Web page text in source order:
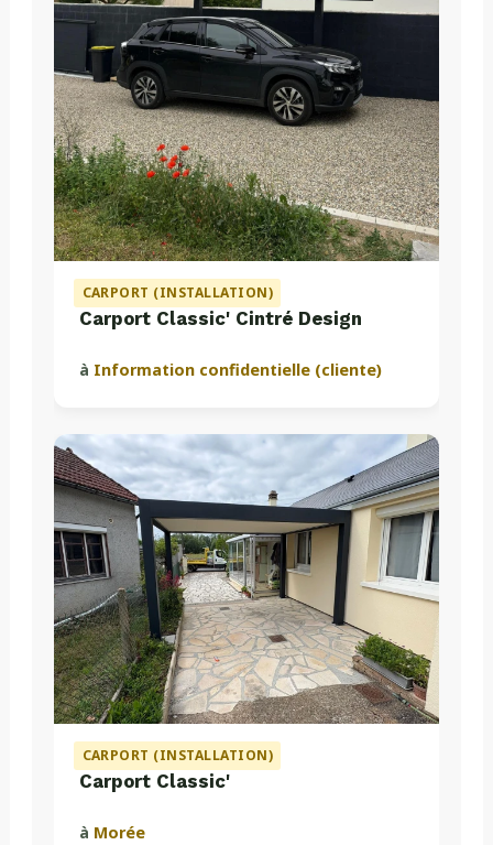
CARPORT (INSTALLATION)
Carport Classic' Cintré Design
à Information confidentielle (cliente)
CARPORT (INSTALLATION)
Carport Classic'
à Morée